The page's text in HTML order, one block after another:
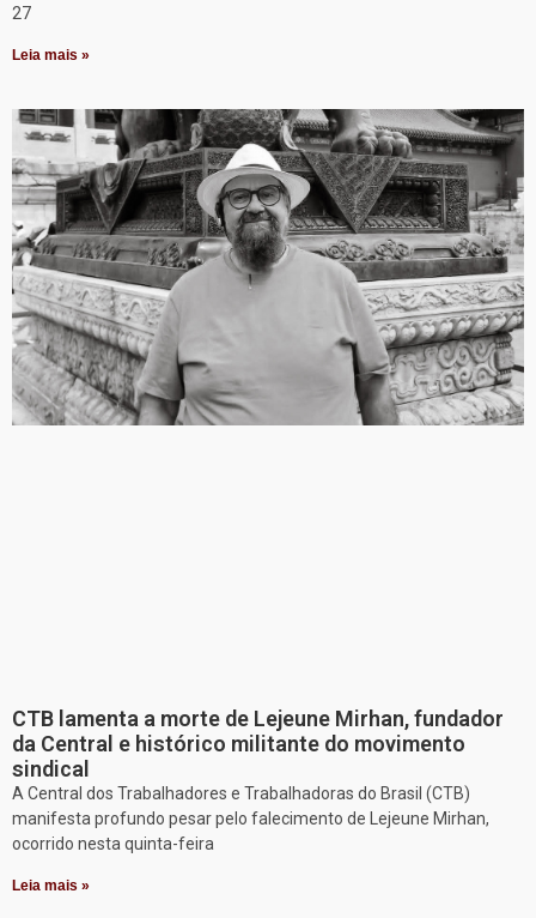
27
Leia mais »
CTB lamenta a morte de Lejeune Mirhan, fundador
da Central e histórico militante do movimento
sindical
A Central dos Trabalhadores e Trabalhadoras do Brasil (CTB)
manifesta profundo pesar pelo falecimento de Lejeune Mirhan,
ocorrido nesta quinta-feira
Leia mais »